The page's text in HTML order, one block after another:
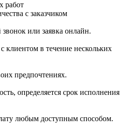
работ
с заказчиком
или заявка онлайн.
клиентом в течение нескольких
предпочтениях.
определяется срок исполнения
любым доступным способом.